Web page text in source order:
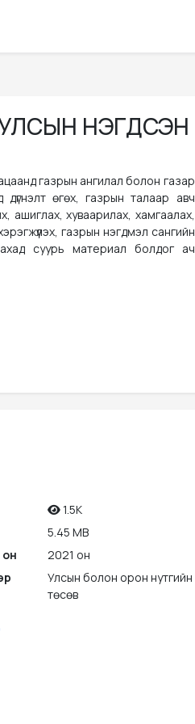
НЭГДСЭН
газрын ангилал болон газар
өгөх, газрын талаар авч
ашиглах, хуваарилах, хамгаалах,
газрын нэгдмэл сангийн
суурь материал болдог ач
1.5K
5.45 MB
2021 он
Улсын болон орон нутгийн
төсөв